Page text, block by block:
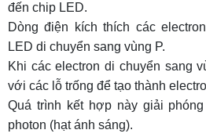
đến chip LED.
Dòng điện kích thích các
LED di chuyển sang vùng P.
Khi các electron di chuyển sang
với các lỗ trống để tạo thành
Quá trình kết hợp này giải
photon (hạt ánh sáng).